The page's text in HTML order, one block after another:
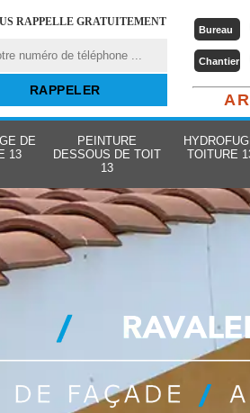
RAPPELLE GRATUITEMENT
Bureau
Chantier
DE
13
PEINTURE
DESSOUS DE TOIT
13
TOITURE